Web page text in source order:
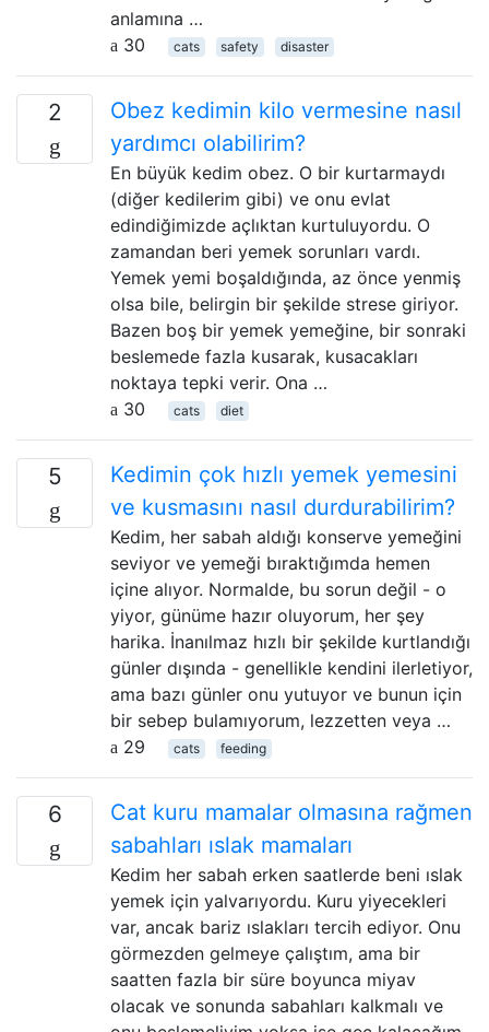
anlamına …
30
cats safety disaster
2
Obez kedimin kilo vermesine nasıl
yardımcı olabilirim?
En büyük kedim obez. O bir kurtarmaydı
(diğer kedilerim gibi) ve onu evlat
edindiğimizde açlıktan kurtuluyordu. O
zamandan beri yemek sorunları vardı.
Yemek yemi boşaldığında, az önce yenmiş
olsa bile, belirgin bir şekilde strese giriyor.
Bazen boş bir yemek yemeğine, bir sonraki
beslemede fazla kusarak, kusacakları
noktaya tepki verir. Ona …
30
cats diet
5
Kedimin çok hızlı yemek yemesini
ve kusmasını nasıl durdurabilirim?
Kedim, her sabah aldığı konserve yemeğini
seviyor ve yemeği bıraktığımda hemen
içine alıyor. Normalde, bu sorun değil - o
yiyor, günüme hazır oluyorum, her şey
harika. İnanılmaz hızlı bir şekilde kurtlandığı
günler dışında - genellikle kendini ilerletiyor,
ama bazı günler onu yutuyor ve bunun için
bir sebep bulamıyorum, lezzetten veya …
29
cats feeding
6
Cat kuru mamalar olmasına rağmen
sabahları ıslak mamaları
Kedim her sabah erken saatlerde beni ıslak
yemek için yalvarıyordu. Kuru yiyecekleri
var, ancak bariz ıslakları tercih ediyor. Onu
görmezden gelmeye çalıştım, ama bir
saatten fazla bir süre boyunca miyav
olacak ve sonunda sabahları kalkmalı ve